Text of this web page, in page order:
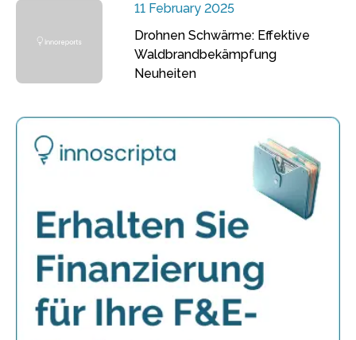
11 February 2025
Drohnen Schwärme: Effektive
Waldbrandbekämpfung
Neuheiten